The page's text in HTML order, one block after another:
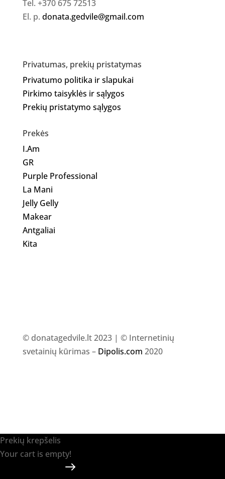
Tel. +370 675 72513
El. p. donata.gedvile@gmail.com
Privatumas, prekių pristatymas
Privatumo politika ir slapukai
Pirkimo taisyklės ir sąlygos
Prekių pristatymo sąlygos
Prekės
I.Am
GR
Purple Professional
La Mani
Jelly Gelly
Makear
Antgaliai
Kita
© donatagedvile.lt 2023 | © Internetinių
svetainių kūrimas – Dipolis.com 2020
Prekių krepšelis
Your cart is empty!